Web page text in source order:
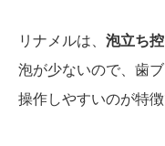
リナメルは、 泡立ち
泡が少ないので、歯
操作しやすいのが特